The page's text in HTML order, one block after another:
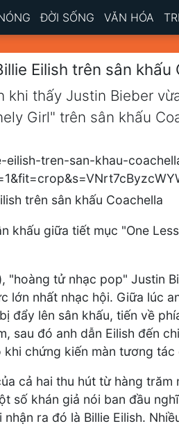
ĐỜI SỐNG VĂN HÓA
Eilish trên sân khấu
khi thấy Justin Bieber
Girl" trên sân khấu
trên sân khấu Coachella
khấu giữa tiết mục "One
"hoàng tử nhạc pop" Justin
lớn nhất nhạc hội. Giữa lúc
đẩy lên sân khấu, tiến về
sau đó anh dẫn Eilish đến
khi chứng kiến màn tương tác
cả hai thu hút từ hàng trăm
số khán giả nói ban đầu
nhận ra đó là Billie Eilish.